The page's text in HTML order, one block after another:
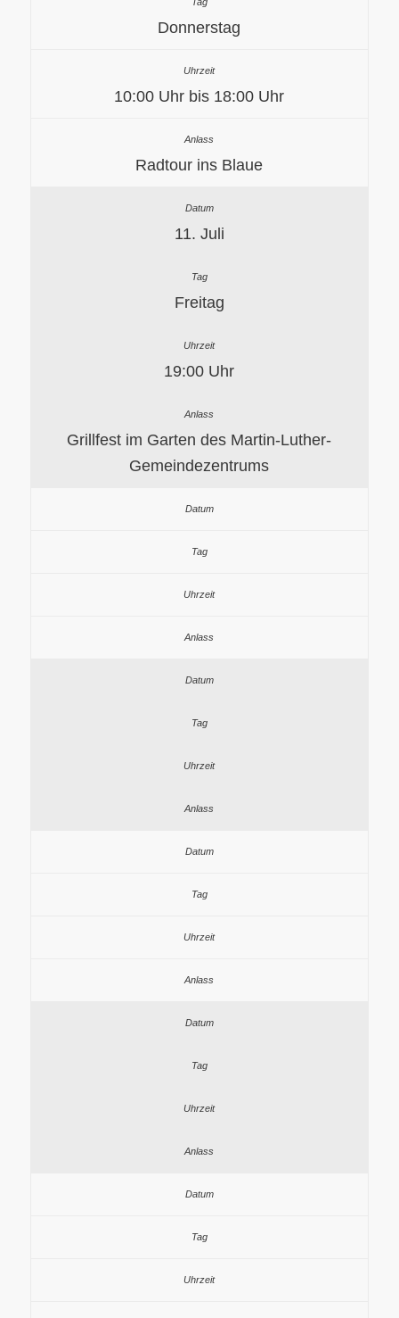
Donnerstag
10:00 Uhr bis 18:00 Uhr
Radtour ins Blaue
11. Juli
Freitag
19:00 Uhr
Grillfest im Garten des Martin-Luther-
Gemeindezentrums